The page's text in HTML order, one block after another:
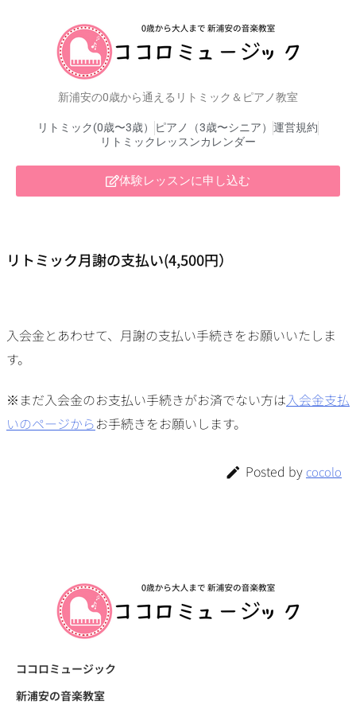
新浦安の0歳から通えるリトミック＆ピアノ教室
リトミック(0歳〜3歳） ピアノ（3歳〜シニア） 運営規約
リトミックレッスンカレンダー
体験レッスンに申し込む
リトミック月謝の支払い(4,500円）
入会金とあわせて、月謝の支払い手続きをお願いいたしま
す。
※まだ入会金のお支払い手続きがお済でない方は入会金支払
いのページからお手続きをお願いします。
 Posted by cocolo
ココロミュージック
新浦安の音楽教室